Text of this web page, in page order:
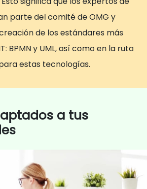
parte del comité de OMG y
de los estándares más
BPMN y UML, así como en la ruta
estas tecnologías.
a tus